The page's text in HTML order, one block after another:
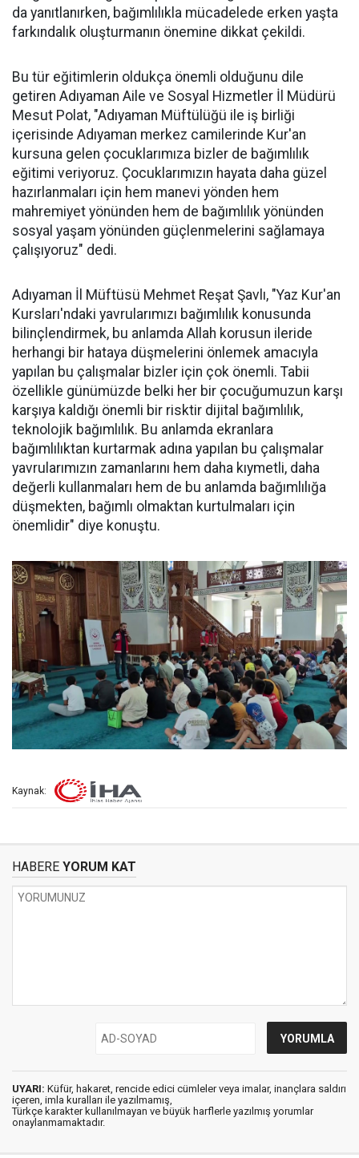
da yanıtlanırken, bağımlılıkla mücadelede erken yaşta
farkındalık oluşturmanın önemine dikkat çekildi.
Bu tür eğitimlerin oldukça önemli olduğunu dile
getiren Adıyaman Aile ve Sosyal Hizmetler İl Müdürü
Mesut Polat, "Adıyaman Müftülüğü ile iş birliği
içerisinde Adıyaman merkez camilerinde Kur'an
kursuna gelen çocuklarımıza bizler de bağımlılık
eğitimi veriyoruz. Çocuklarımızın hayata daha güzel
hazırlanmaları için hem manevi yönden hem
mahremiyet yönünden hem de bağımlılık yönünden
sosyal yaşam yönünden güçlenmelerini sağlamaya
çalışıyoruz" dedi.
Adıyaman İl Müftüsü Mehmet Reşat Şavlı, "Yaz Kur'an
Kursları'ndaki yavrularımızı bağımlılık konusunda
bilinçlendirmek, bu anlamda Allah korusun ileride
herhangi bir hataya düşmelerini önlemek amacıyla
yapılan bu çalışmalar bizler için çok önemli. Tabii
özellikle günümüzde belki her bir çocuğumuzun karşı
karşıya kaldığı önemli bir risktir dijital bağımlılık,
teknolojik bağımlılık. Bu anlamda ekranlara
bağımlılıktan kurtarmak adına yapılan bu çalışmalar
yavrularımızın zamanlarını hem daha kıymetli, daha
değerli kullanmaları hem de bu anlamda bağımlılığa
düşmekten, bağımlı olmaktan kurtulmaları için
önemlidir" diye konuştu.
Kaynak:
HABERE YORUM KAT
UYARI: Küfür, hakaret, rencide edici cümleler veya imalar, inançlara saldırı
içeren, imla kuralları ile yazılmamış,
Türkçe karakter kullanılmayan ve büyük harflerle yazılmış yorumlar
onaylanmamaktadır.